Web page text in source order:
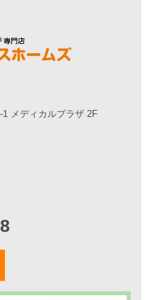
メディカルプラザ 2F